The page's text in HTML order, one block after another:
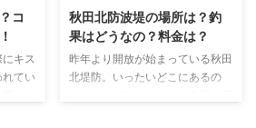
せ
どう
を考
ラ
思いま
ン
竿なので軽く作られています。
キス釣りは天秤を動かす釣りなの
で、竿が軽いほうが間違いなく釣
りやすいです。 理由②：トラブ
ルが少ない 投げ竿（振り出し）
はガイドを押し込んで固定するの
コ
キス
れてい
秋田北防波堤の場所は？釣
果はどうなの？料金は？
昨年より開放が始まっている秋田
北堤防。いったいどこにあるの